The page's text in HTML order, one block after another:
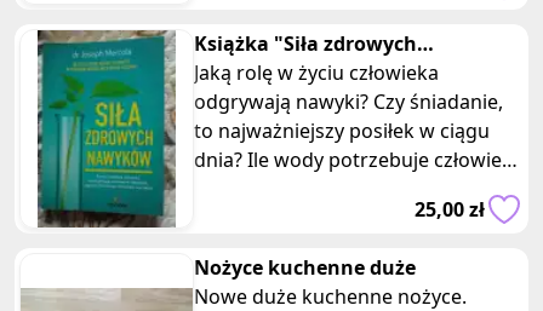
Książka "Siła zdrowych
nawyków" Joseph Mercola
Jaką rolę w życiu człowieka
odgrywają nawyki? Czy śniadanie,
to najważniejszy posiłek w ciągu
dnia? Ile wody potrzebuje człowiek?
25,00 zł
Nożyce kuchenne duże
Nowe duże kuchenne nożyce.